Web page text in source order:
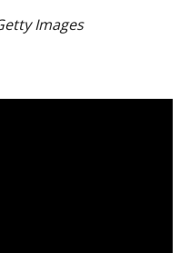
Images